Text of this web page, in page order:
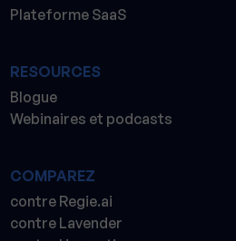
Plateforme SaaS
RESOURCES
Blogue
Webinaires et podcasts
COMPAREZ
contre Regie.ai
contre Lavender